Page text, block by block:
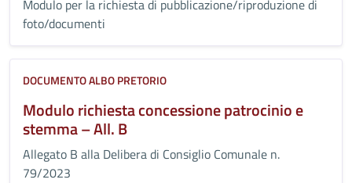
Modulo per la richiesta di pubblicazione/riproduzione di
foto/documenti
DOCUMENTO ALBO PRETORIO
Modulo richiesta concessione patrocinio e
stemma – All. B
Allegato B alla Delibera di Consiglio Comunale n.
79/2023